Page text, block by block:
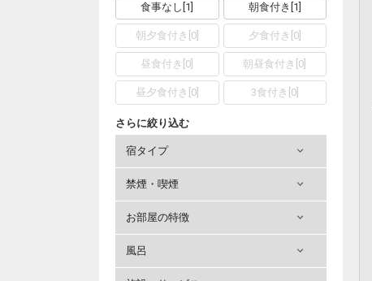
食事なし 1 朝食付き 1
朝夕食付き 0] 夕食付き 0]
昼食付き 0 朝昼食付き 0
昼夕食付き 0] 3食付き 0]
さらに絞り込む
宿タイプ
禁煙・喫煙
お部屋の特徴
風呂